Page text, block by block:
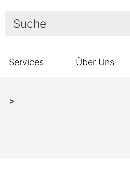
Suche
Services Über Uns